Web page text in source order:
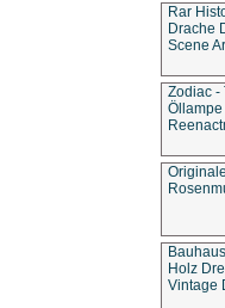
Rar
Drache
Scene
Zodiac -
Holz
Vintage